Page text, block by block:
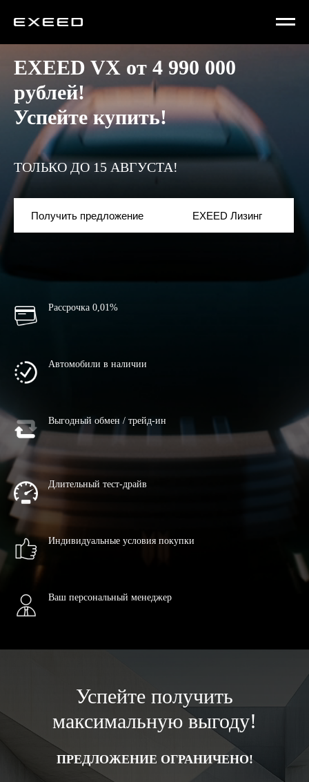
EXEED VX от 4 990 000
рублей!
Успейте купить!
ТОЛЬКО ДО 15 АВГУСТА!
Получить предложение EXEED Лизинг
Рассрочка 0,01%
Автомобили в наличии
Выгодный обмен / трейд-ин
Длительный тест-драйв
Индивидуальные условия покупки
Ваш персональный менеджер
Успейте получить
максимальную выгоду!
ПРЕДЛОЖЕНИЕ ОГРАНИЧЕНО!